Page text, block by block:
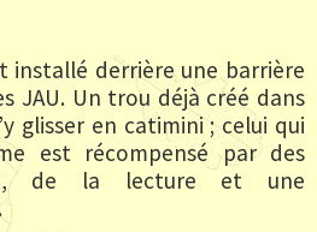
installé derrière une barrière
JAU. Un trou déjà créé dans
glisser en catimini ; celui qui
est récompensé par des
de la lecture et une